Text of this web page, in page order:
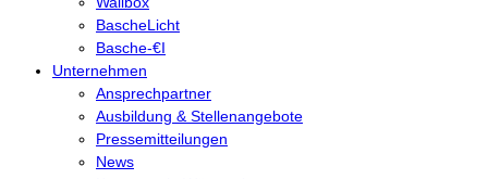
BascheLicht
Basche-€I
Unternehmen
Ansprechpartner
Ausbildung & Stellenangebote
Pressemitteilungen
News